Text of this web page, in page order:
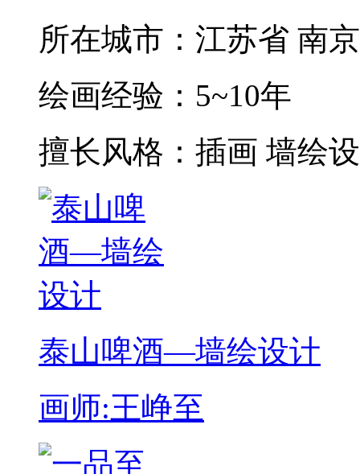
所在城市： 江苏省 南
绘画经验： 5~10年
擅长风格： 插画 墙绘
泰山啤酒—墙绘设计
画师:王峥至